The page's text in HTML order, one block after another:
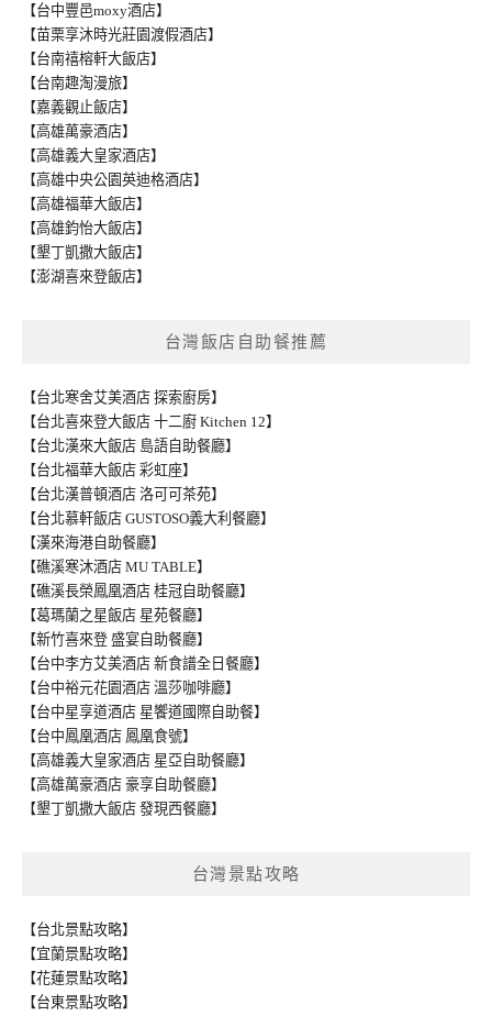
【台中豐邑moxy酒店】
【苗栗享沐時光莊園渡假酒店】
【台南禧榕軒大飯店】
【台南趣淘漫旅】
【嘉義觀止飯店】
【高雄萬豪酒店】
【高雄義大皇家酒店】
【高雄中央公園英迪格酒店】
【高雄福華大飯店】
【高雄鈞怡大飯店】
【墾丁凱撒大飯店】
【澎湖喜來登飯店】
台灣飯店自助餐推薦
【台北寒舍艾美酒店 探索廚房】
【台北喜來登大飯店 十二廚 Kitchen 12】
【台北漢來大飯店 島語自助餐廳】
【台北福華大飯店 彩虹座】
【台北漢普頓酒店 洛可可茶苑】
【台北慕軒飯店 GUSTOSO義大利餐廳】
【漢來海港自助餐廳】
【礁溪寒沐酒店 MU TABLE】
【礁溪長榮鳳凰酒店 桂冠自助餐廳】
【葛瑪蘭之星飯店 星苑餐廳】
【新竹喜來登 盛宴自助餐廳】
【台中李方艾美酒店 新食譜全日餐廳】
【台中裕元花園酒店 溫莎咖啡廳】
【台中星享道酒店 星饗道國際自助餐】
【台中鳳凰酒店 鳳凰食號】
【高雄義大皇家酒店 星亞自助餐廳】
【高雄萬豪酒店 豪享自助餐廳】
【墾丁凱撒大飯店 發現西餐廳】
台灣景點攻略
【台北景點攻略】
【宜蘭景點攻略】
【花蓮景點攻略】
【台東景點攻略】